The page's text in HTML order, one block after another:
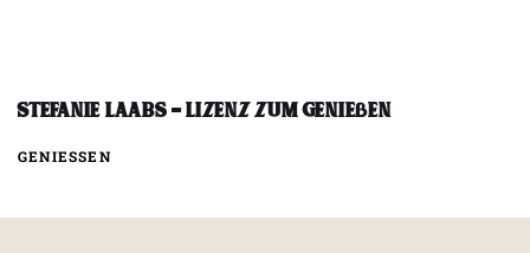
Stefanie Laabs – Lizenz zum Genießen
GENIESSEN